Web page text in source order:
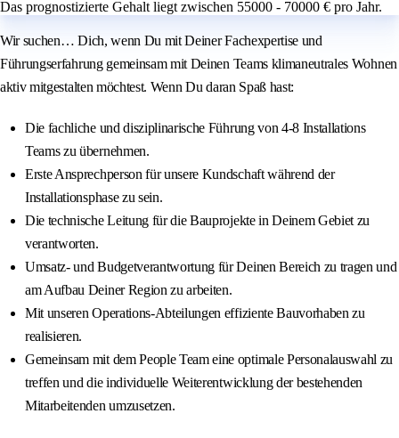
Das prognostizierte Gehalt liegt zwischen 55000 - 70000 € pro Jahr.
Wir suchen… Dich, wenn Du mit Deiner Fachexpertise und
Führungserfahrung gemeinsam mit Deinen Teams klimaneutrales Wohnen
aktiv mitgestalten möchtest. Wenn Du daran Spaß hast:
Die fachliche und disziplinarische Führung von 4-8 Installations
Teams zu übernehmen.
Erste Ansprechperson für unsere Kundschaft während der
Installationsphase zu sein.
Die technische Leitung für die Bauprojekte in Deinem Gebiet zu
verantworten.
Umsatz- und Budgetverantwortung für Deinen Bereich zu tragen und
am Aufbau Deiner Region zu arbeiten.
Mit unseren Operations-Abteilungen effiziente Bauvorhaben zu
realisieren.
Gemeinsam mit dem People Team eine optimale Personalauswahl zu
treffen und die individuelle Weiterentwicklung der bestehenden
Mitarbeitenden umzusetzen.